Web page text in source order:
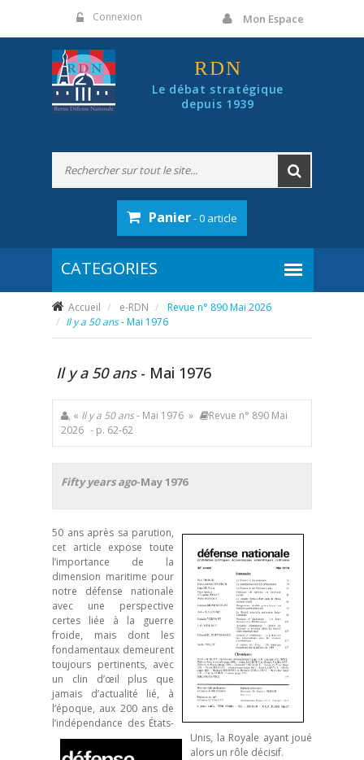
Connexion Mon Espace
RDN
Le débat stratégique
depuis 1939
Panier- 0 article
Accueil e-RDN
Revue n° 890 Mai 2026
Il y a 50 ans- Mai 1976
Il y a 50 ans- Mai 1976
, « Il y a 50 ans- Mai 1976 »
Revue n° 890 Mai
2026 - p. 62-62
Fifty years ago-May 1976
50 ans après sa parution,
cet article expose toute
l’importance de la
dimension maritime pour
notre défense nationale
avec une perspective
certes liée à la guerre
froide, mais dont les
fondamentaux demeurent
toujours pertinents, avec
un clin d’œil plus que
jamais d’actualité lié, à
l’époque, aux 200 ans de
l’indépendance des États-
Unis, la Royale ayant joué
alors un rôle décisif.